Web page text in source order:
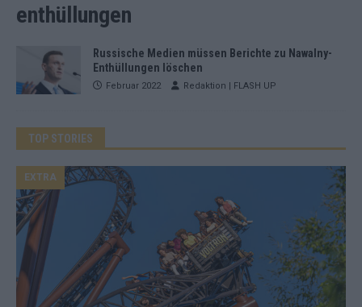
enthüllungen
Russische Medien müssen Berichte zu Nawalny-
Enthüllungen löschen
Februar 2022 Redaktion | FLASH UP
TOP STORIES
EXTRA